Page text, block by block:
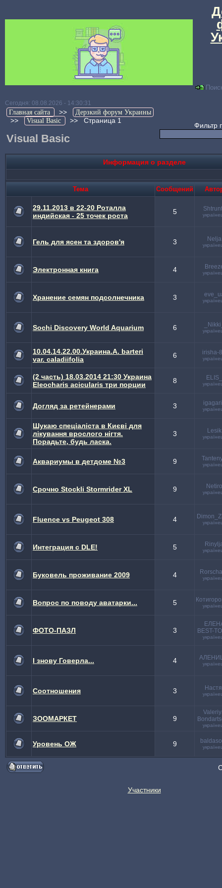
Сегодня: 08.08.2026 - 14:30:31
Главная сайта >> Дерзкий форум Украины
>> Visual Basic >> Страница 1
Visual Basic
Фильтр
Информация о разделе
Тема Cообщений
29.11.2013 в 22-20 Роталла
индийская - 25 точек роста
5
Гель для ясен та здоров'я 3 Nelja
Электронная книга 4
Хранение семян подсолнечника 3
Sochi Discovery World Aquarium 6
10.04.14.22.00.Украина.A. barteri
var. caladiifolia
6 irisha-
(2 часть) 18.03.2014 21:30 Украина
Eleocharis acicularis три порции
8 ELIS_
Догляд за ретейнерами 3
Шукаю спеціаліста в Києві для
лікування врослого нігтя.
Порадьте, будь ласка.
3 Lesik
Аквариумы в детдоме №3 9
Срочно Stockli Stormrider XL 9 Netiro
Fluence vs Peugeot 308 4
Интеграция с DLE! 5
Буковель проживание 2009 4
Вопрос по поводу аватарки... 5
ФОТО-ПАЗЛ 3
BEST-
І знову Говерла... 4
Соотношения 3
ЗООМАРКЕТ 9
Уровень ОЖ 9
Участники